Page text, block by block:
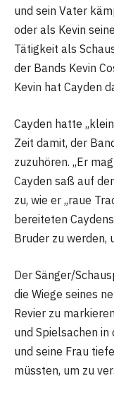
und sein Vater
oder als Kevin
Tätigkeit als
der Bands Kevin
Kevin hat Cayden
Cayden hatte
Zeit damit, der
zuzuhören. „Er
Cayden saß auf
zu, wie er „raue
bereiteten
Bruder zu werden,
Der Sänger/
die Wiege seines
Revier zu
und Spielsachen in
und seine Frau
müssten, um zu